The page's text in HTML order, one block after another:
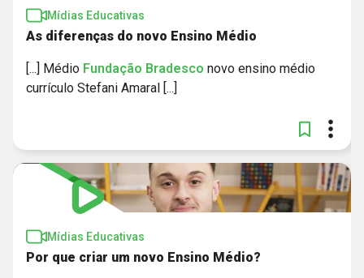
Mídias Educativas
As diferenças do novo Ensino Médio
[...] Médio Fundação Bradesco novo ensino médio
currículo Stefani Amaral [...]
Mídias Educativas
Por que criar um novo Ensino Médio?